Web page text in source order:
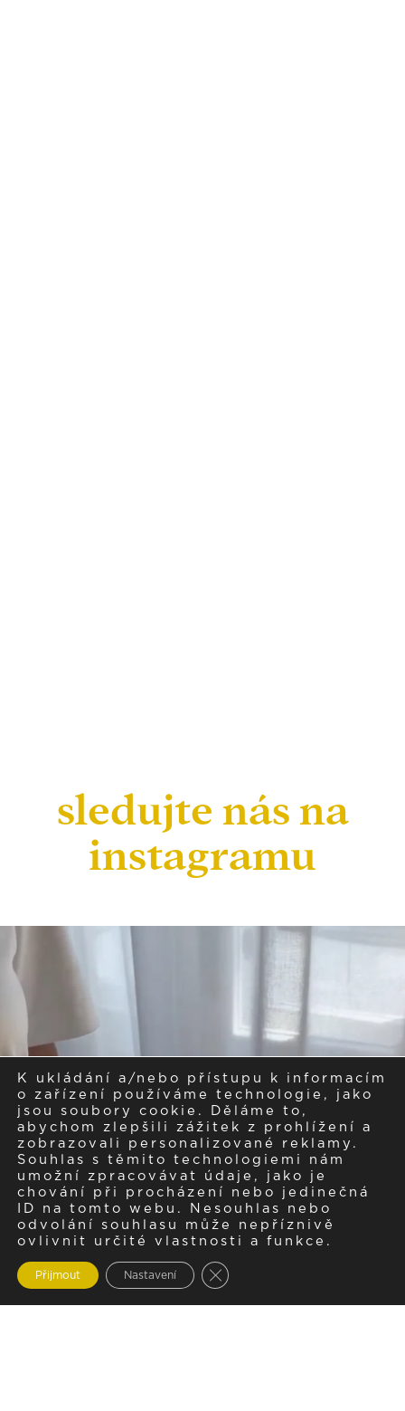
sledujte nás na
instagramu
K ukládání a/nebo přístupu k informacím
o zařízení používáme technologie, jako
jsou soubory cookie. Děláme to,
abychom zlepšili zážitek z prohlížení a
zobrazovali personalizované reklamy.
Souhlas s těmito technologiemi nám
umožní zpracovávat údaje, jako je
chování při procházení nebo jedinečná
ID na tomto webu. Nesouhlas nebo
odvolání souhlasu může nepříznivě
ovlivnit určité vlastnosti a funkce.
Přijmout Nastavení Zavřít cookie lištu GDPR